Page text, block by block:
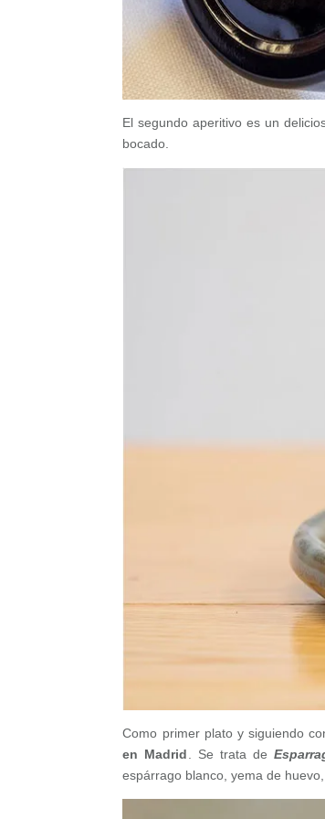
El segundo aperitivo es un
bocado.
Como primer plato y siguiendo
en Madrid . Se trata de
espárrago blanco, yema de